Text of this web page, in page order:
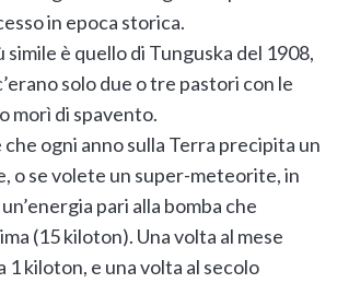
in epoca storica.
è quello di Tunguska del 1908,
solo due o tre pastori con le
morì di spavento.
ogni anno sulla Terra precipita un
o se volete un super-meteorite, in
pari alla bomba che
(15 kiloton). Una volta al mese
1 kiloton, e una volta al secolo